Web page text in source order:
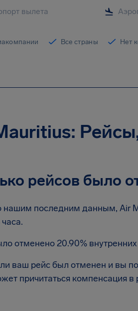
Все страны Нет
рейсов было
нашим последним данным, Air
отменено 20.90%
ваш рейс был отменен и вы
причитаться компенсация